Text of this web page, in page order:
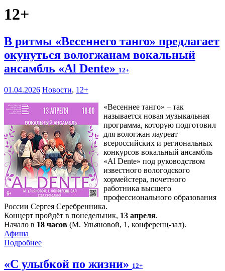
12+
В ритмы «Весеннего танго» предлагает
окунуться вологжанам вокальный
ансамбль «Al Dente» 12+
01.04.2026 Новости, 12+
«Весеннее танго» – так
называется новая музыкальная
программа, которую подготовил
для вологжан лауреат
всероссийских и региональных
конкурсов вокальный ансамбль
«Al Dente» под руководством
известного вологодского
хормейстера, почетного
работника высшего
профессионального образования
России Сергея Серебренника.
Концерт пройдёт в понедельник, 13 апреля.
Начало в 18 часов (М. Ульяновой, 1, конференц-зал).
Афиша
Подробнее
«С улыбкой по жизни» 12+